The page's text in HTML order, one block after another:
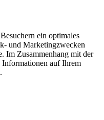
ein optimales
und Marketingzwecken
Im Zusammenhang mit der
auf Ihrem